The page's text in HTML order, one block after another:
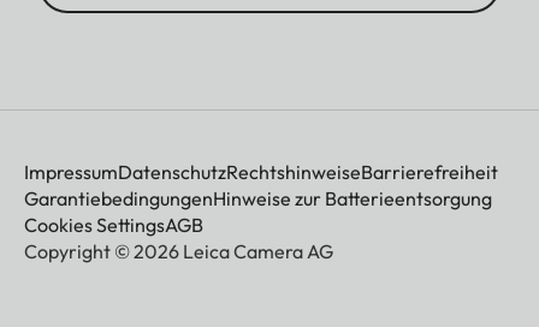
ImpressumDatenschutzRechtshinweiseBarrierefreiheit
GarantiebedingungenHinweise zur Batterieentsorgung
Cookies SettingsAGB
Copyright © 2026 Leica Camera AG